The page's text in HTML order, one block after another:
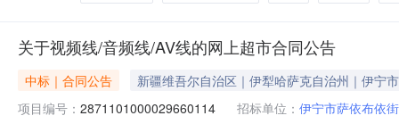
关于视频线/音频线/AV线的网上超市合同公告
中标｜合同公告
新疆维吾尔自治区｜伊犁哈萨克自治州｜伊宁市
项目编号： 2871101000029660114 招标单位： 伊宁市萨依布依